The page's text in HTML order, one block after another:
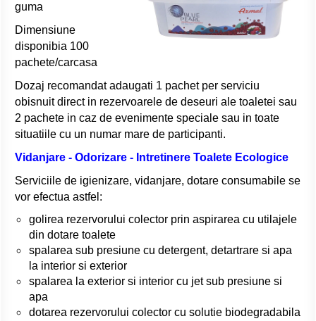
guma
Dimensiune
disponibia 100
pachete/carcasa
Dozaj recomandat adaugati 1 pachet per serviciu
obisnuit direct in rezervoarele de deseuri ale toaletei sau
2 pachete in caz de evenimente speciale sau in toate
situatiile cu un numar mare de participanti.
Vidanjare - Odorizare - Intretinere Toalete Ecologice
Serviciile de igienizare, vidanjare, dotare consumabile se
vor efectua astfel:
golirea rezervorului colector prin aspirarea cu utilajele
din dotare toalete
spalarea sub presiune cu detergent, detartrare si apa
la interior si exterior
spalarea la exterior si interior cu jet sub presiune si
apa
dotarea rezervorului colector cu solutie biodegradabila